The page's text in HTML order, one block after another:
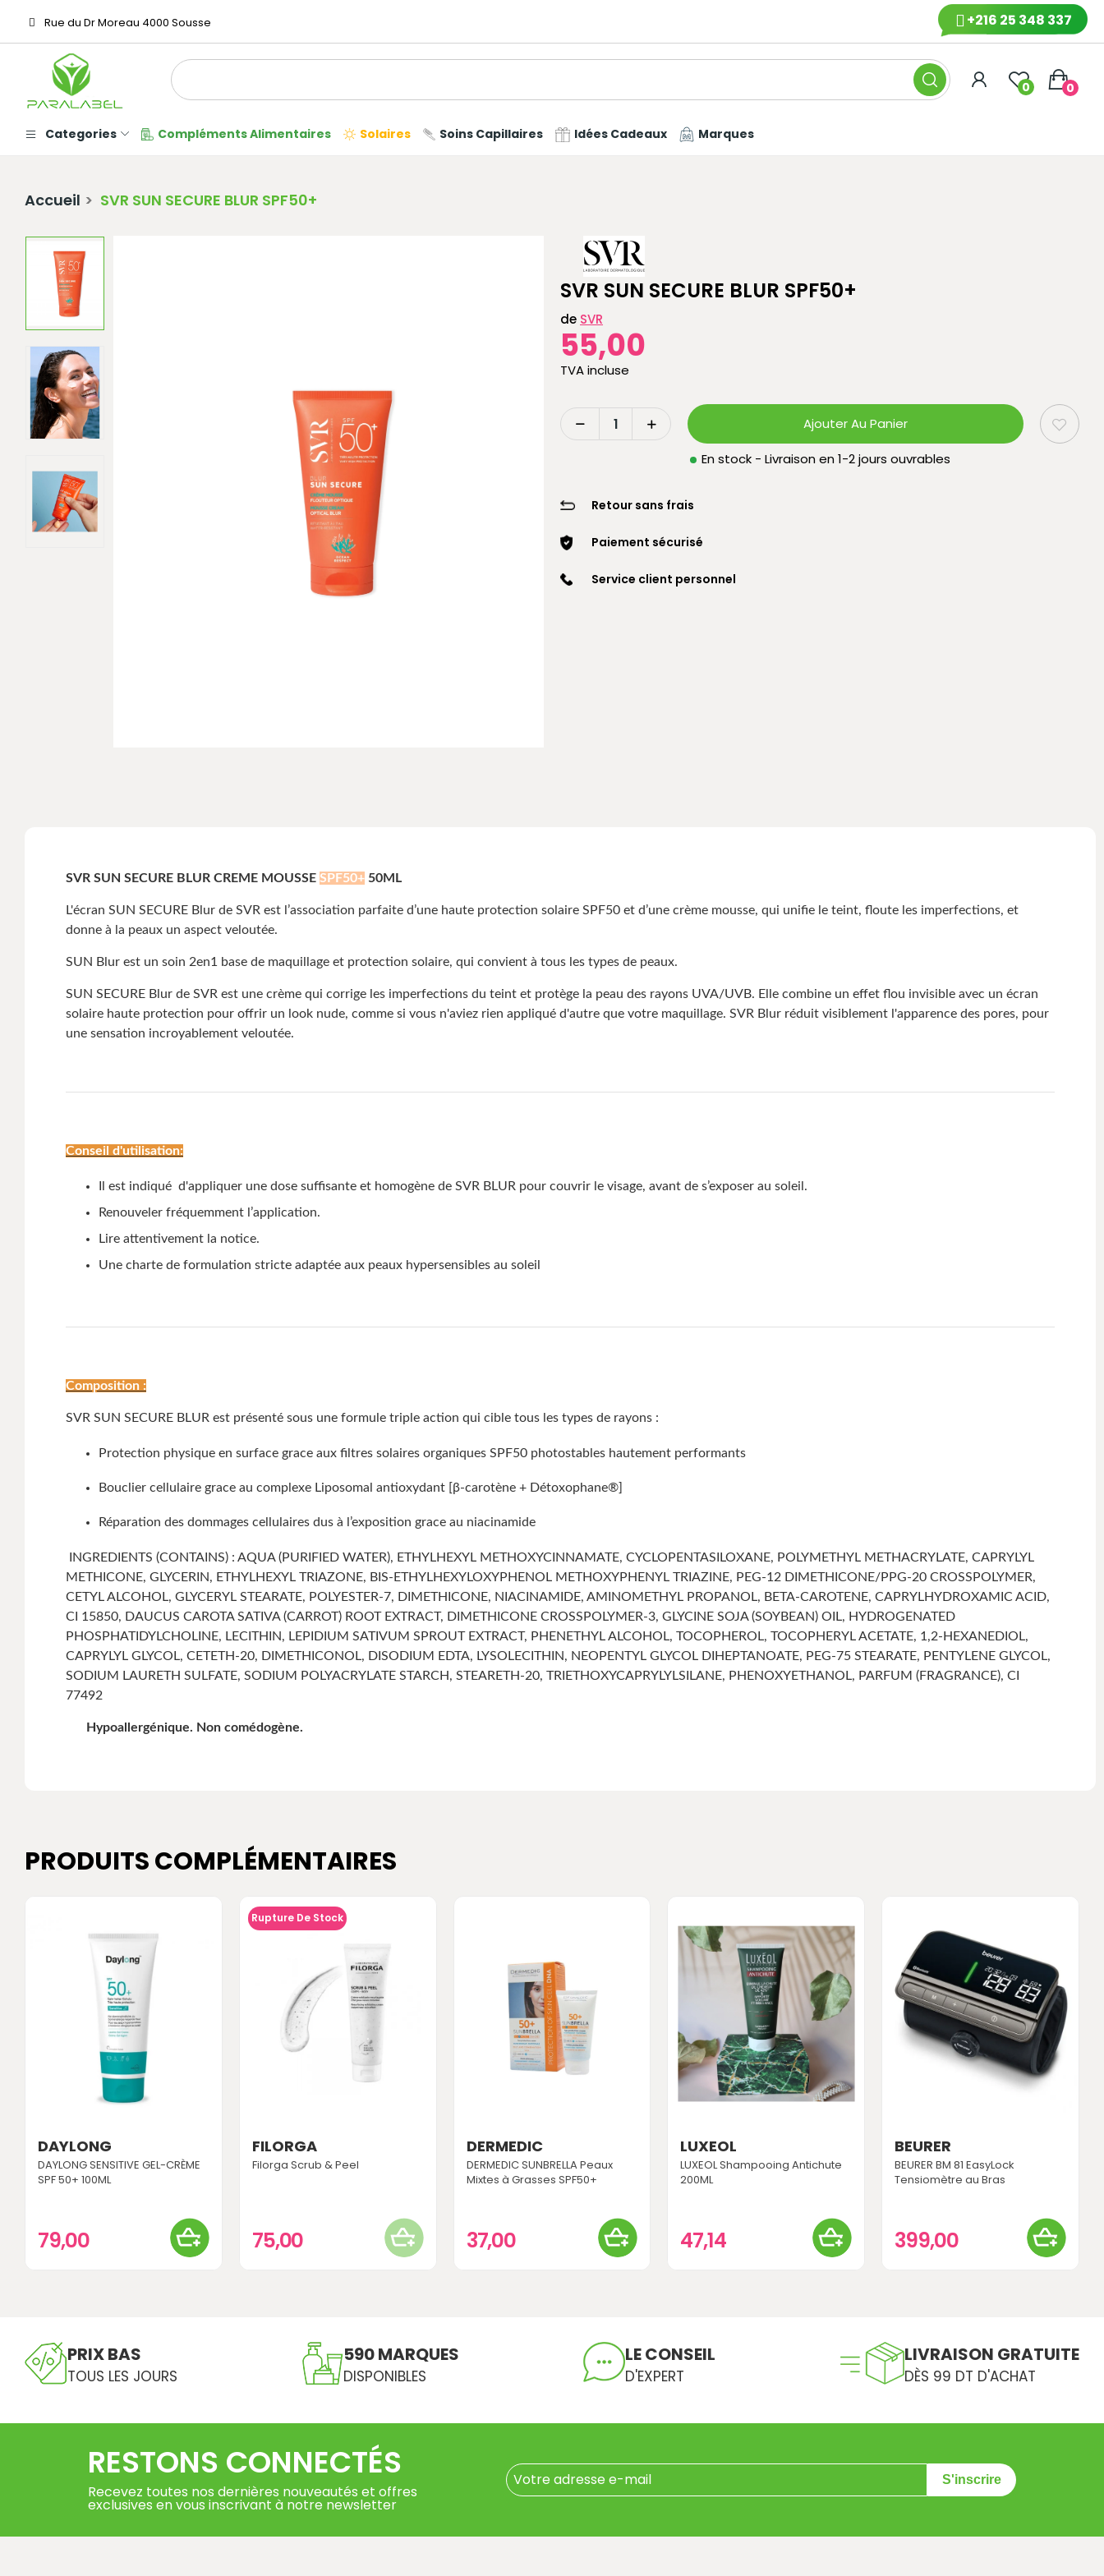
Rue du Dr Moreau 4000 Sousse +216 25 348 337
0 0
Categories Compléments Alimentaires Solaires Soins Capillaires Idées Cadeaux Marques
Accueil SVR SUN SECURE BLUR SPF50+
SVR SUN SECURE BLUR SPF50+
de SVR
55,00
TVA incluse
Ajouter Au Panier
En stock - Livraison en 1-2 jours ouvrables
Retour sans frais
Paiement sécurisé
Service client personnel
SVR SUN SECURE BLUR CREME MOUSSE SPF50+ 50ML
L'écran SUN SECURE Blur de SVR est l’association parfaite d’une haute protection solaire SPF50 et d’une crème mousse, qui unifie le teint, floute les imperfections, et
donne à la peaux un aspect veloutée.
SUN Blur est un soin 2en1 base de maquillage et protection solaire, qui convient à tous les types de peaux.
SUN SECURE Blur de SVR est une crème qui corrige les imperfections du teint et protège la peau des rayons UVA/UVB. Elle combine un effet flou invisible avec un écran
solaire haute protection pour offrir un look nude, comme si vous n'aviez rien appliqué d'autre que votre maquillage. SVR Blur réduit visiblement l'apparence des pores, pour
une sensation incroyablement veloutée.
Conseil d'utilisation:
Il est indiqué d'appliquer une dose suffisante et homogène de SVR BLUR pour couvrir le visage, avant de s’exposer au soleil.
Renouveler fréquemment l’application.
Lire attentivement la notice.
Une charte de formulation stricte adaptée aux peaux hypersensibles au soleil
Composition :
SVR SUN SECURE BLUR est présenté sous une formule triple action qui cible tous les types de rayons :
Protection physique en surface grace aux filtres solaires organiques SPF50 photostables hautement performants
Bouclier cellulaire grace au complexe Liposomal antioxydant [β-carotène + Détoxophane®]
Réparation des dommages cellulaires dus à l’exposition grace au niacinamide
INGREDIENTS (CONTAINS) : AQUA (PURIFIED WATER), ETHYLHEXYL METHOXYCINNAMATE, CYCLOPENTASILOXANE, POLYMETHYL METHACRYLATE, CAPRYLYL
METHICONE, GLYCERIN, ETHYLHEXYL TRIAZONE, BIS-ETHYLHEXYLOXYPHENOL METHOXYPHENYL TRIAZINE, PEG-12 DIMETHICONE/PPG-20 CROSSPOLYMER,
CETYL ALCOHOL, GLYCERYL STEARATE, POLYESTER-7, DIMETHICONE, NIACINAMIDE, AMINOMETHYL PROPANOL, BETA-CAROTENE, CAPRYLHYDROXAMIC ACID,
CI 15850, DAUCUS CAROTA SATIVA (CARROT) ROOT EXTRACT, DIMETHICONE CROSSPOLYMER-3, GLYCINE SOJA (SOYBEAN) OIL, HYDROGENATED
PHOSPHATIDYLCHOLINE, LECITHIN, LEPIDIUM SATIVUM SPROUT EXTRACT, PHENETHYL ALCOHOL, TOCOPHEROL, TOCOPHERYL ACETATE, 1,2-HEXANEDIOL,
CAPRYLYL GLYCOL, CETETH-20, DIMETHICONOL, DISODIUM EDTA, LYSOLECITHIN, NEOPENTYL GLYCOL DIHEPTANOATE, PEG-75 STEARATE, PENTYLENE GLYCOL,
SODIUM LAURETH SULFATE, SODIUM POLYACRYLATE STARCH, STEARETH-20, TRIETHOXYCAPRYLYLSILANE, PHENOXYETHANOL, PARFUM (FRAGRANCE), CI
77492
Hypoallergénique. Non comédogène.
PRODUITS COMPLÉMENTAIRES
DAYLONG
DAYLONG SENSITIVE GEL-CRÈME
SPF 50+ 100ML
79,00
Rupture De Stock
FILORGA
Filorga Scrub & Peel
75,00
DERMEDIC
DERMEDIC SUNBRELLA Peaux
Mixtes à Grasses SPF50+
37,00
LUXEOL
LUXEOL Shampooing Antichute
200ML
47,14
BEURER
BEURER BM 81 EasyLock
Tensiomètre au Bras
399,00
PRIX BAS
TOUS LES JOURS
590 MARQUES
DISPONIBLES
LE CONSEIL
D'EXPERT
LIVRAISON GRATUITE
DÈS 99 DT D'ACHAT
RESTONS CONNECTÉS
Recevez toutes nos dernières nouveautés et offres
exclusives en vous inscrivant à notre newsletter
S'inscrire